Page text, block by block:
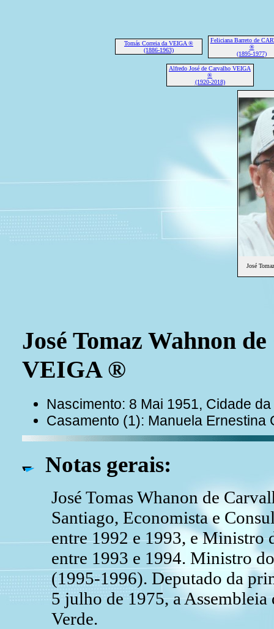
Tomás Correia da VEIGA ®
(1886-1963)
Feliciana Barreto de
®
(1895-1977)
Alfredo José de Carvalho VEIGA
®
(1920-2018)
José
José Tomaz Wahnon
VEIGA ®
Nascimento: 8 Mai 1951, Cidade
Casamento (1): Manuela Ernestina
Notas gerais:
José Tomas Whanon de
Santiago, Economista e
entre 1992 e 1993, e Ministro
entre 1993 e 1994. Ministro
(1995-1996). Deputado da
5 julho de 1975, a
Verde.